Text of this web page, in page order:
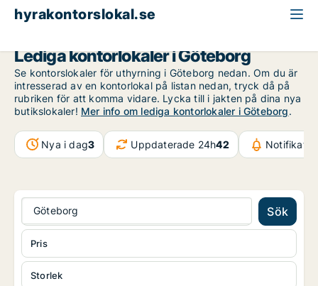
hyrakontorslokal.se
Lediga kontorlokaler i Göteborg
Se kontorslokaler för uthyrning i Göteborg nedan. Om du är
intresserad av en kontorlokal på listan nedan, tryck då på
rubriken för att komma vidare. Lycka till i jakten på dina nya
butikslokaler! Mer info om lediga kontorlokaler i Göteborg.
Nya i dag3 Uppdaterade 24h42
Göteborg Sök
Storlek
Pris